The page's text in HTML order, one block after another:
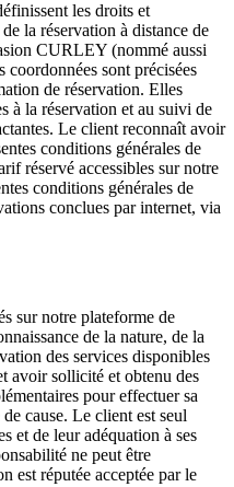
les droits et
la réservation à distance de
CURLEY (nommé aussi
coordonnées sont précisées
de réservation. Elles
à la réservation et au suivi de
Le client reconnaît avoir
conditions générales de
réservé accessibles sur notre
conditions générales de
conclues par internet, via
sur notre plateforme de
de la nature, de la
des services disponibles
avoir sollicité et obtenu des
pour effectuer sa
cause. Le client est seul
et de leur adéquation à ses
ne peut être
est réputée acceptée par le